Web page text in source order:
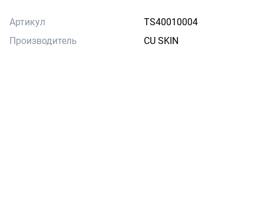
Артикул
TS40010004
Производитель
CU SKIN